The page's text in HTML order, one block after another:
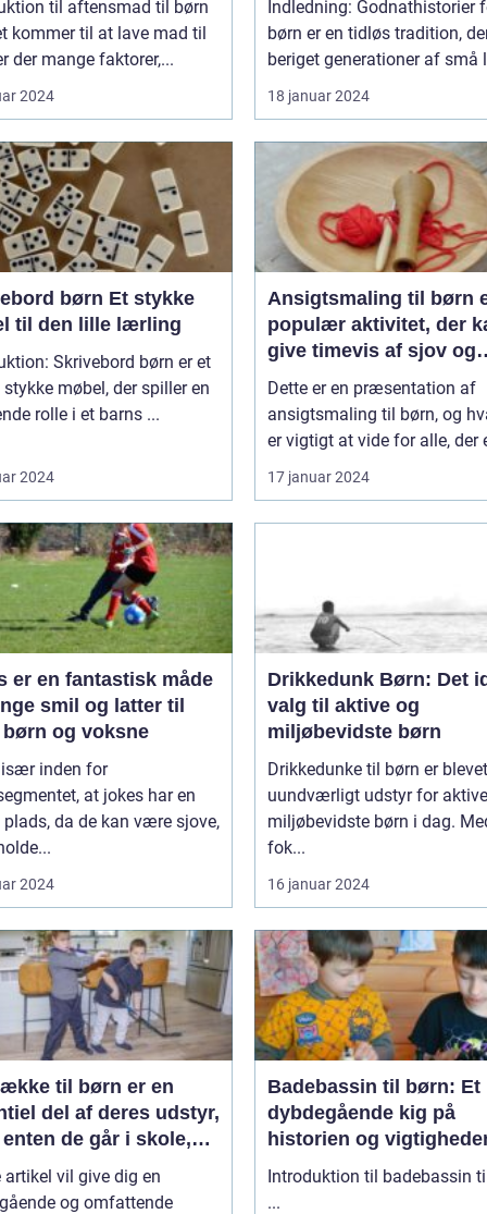
til aftensmad til børn
kommer til at lave mad til
der mange faktorer,...
2024
Indledning: Godnathistorier
børn er en tidløs tradition,
beriget generationer af små
18 januar 2024
børn Et stykke
til den lille lærling
Skrivebord børn er et
møbel, der spiller en
rolle i et barns ...
2024
Ansigtsmaling til børn
populær aktivitet, der
give timevis af sjov og
kreativitet
Dette er en præsentation af
ansigtsmaling til børn, og
er vigtigt at vide for alle, der
17 januar 2024
er en fantastisk måde
smil og latter til
børn og voksne
især inden for
at jokes har en
da de kan være sjove,
2024
Drikkedunk Børn: Det
valg til aktive og
miljøbevidste børn
Drikkedunke til børn er
uundværligt udstyr for
miljøbevidste børn i dag.
fok...
16 januar 2024
til børn er en
del af deres udstyr,
de går i skole,
i udflugter eller
artikel vil give dig en
og omfattende
Badebassin til børn: Et
dybdegående kig på
historien og
dette populære tilbehør
Introduktion til badebassin
...